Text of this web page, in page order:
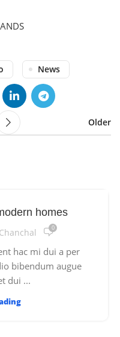
News
Older
homes
0
hac mi dui a per
bibendum augue
dui ...